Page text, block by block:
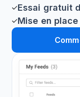
Essai gratuit
Mise en